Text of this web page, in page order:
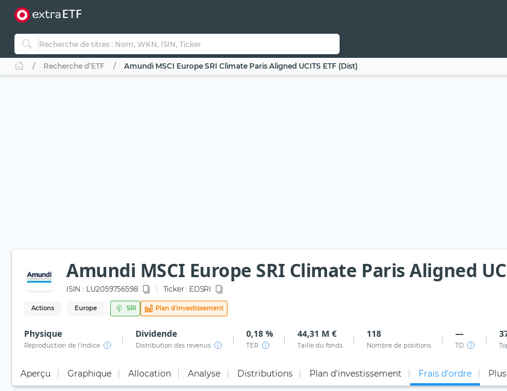
Recherche d’ETF Amundi MSCI Europe SRI Climate Paris Aligned UCITS ETF (Dist)
Amundi MSCI Europe SRI Climate Paris Aligned
ISIN : LU2059756598 Ticker : EDSRI
Actions Europe SRI Plan d'investissement
Physique
Reproduction de l'indice
Dividende
Distribution des revenus
0,18 %
TER
44,31 M €
Taille du fonds
118
Nombre de positions
—
TD
Aperçu Graphique Allocation Analyse Distributions Plan d'investissement Frais d'ordre